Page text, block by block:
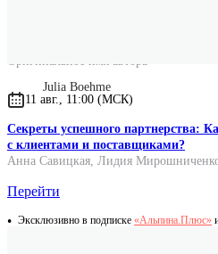
Оригинальное имя автора
Julia Boehme
11 авг., 11:00 (МСК)
Секреты успешного партнерства:
с клиентами и поставщиками?
Анна Савицкая, Лидия
Перейти
Эксклюзивно в подписке «Альпина.Плюс»